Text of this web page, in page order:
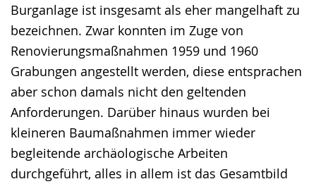
Burganlage ist insgesamt als eher mangelhaft zu
bezeichnen. Zwar konnten im Zuge von
Renovierungsmaßnahmen 1959 und 1960
Grabungen angestellt werden, diese entsprachen
aber schon damals nicht den geltenden
Anforderungen. Darüber hinaus wurden bei
kleineren Baumaßnahmen immer wieder
begleitende archäologische Arbeiten
durchgeführt, alles in allem ist das Gesamtbild